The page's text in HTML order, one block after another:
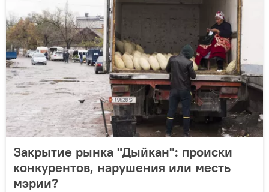
Закрытие рынка "Дыйкан": происки
конкурентов, нарушения или месть
мэрии?